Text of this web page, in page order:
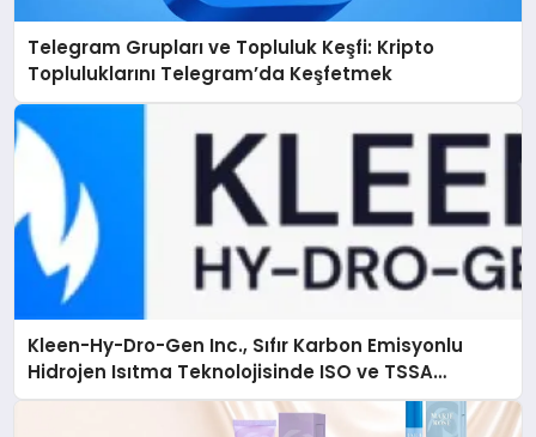
Telegram Grupları ve Topluluk Keşfi: Kripto
Topluluklarını Telegram’da Keşfetmek
Kleen-Hy-Dro-Gen Inc., Sıfır Karbon Emisyonlu
Hidrojen Isıtma Teknolojisinde ISO ve TSSA
Düzenleyici Onaylarını Aldı